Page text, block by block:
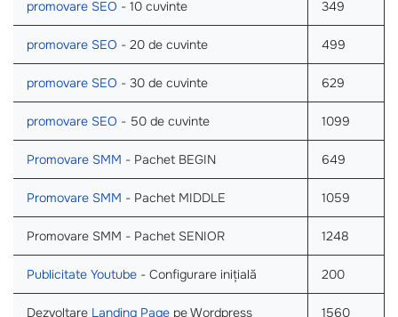
promovare SEO - 10 cuvinte 349
promovare SEO - 20 de cuvinte 499
promovare SEO - 30 de cuvinte 629
promovare SEO - 50 de cuvinte 1099
Promovare SMM - Pachet BEGIN 649
Promovare SMM - Pachet MIDDLE 1059
Promovare SMM - Pachet SENIOR 1248
Publicitate Youtube - Configurare inițială 200
Dezvoltare Landing Page pe Wordpress 1560